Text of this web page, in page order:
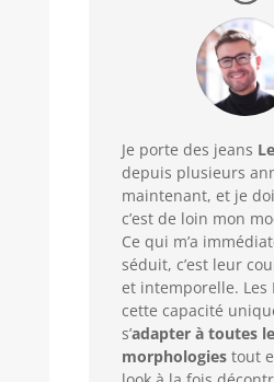
Je porte des jeans
depuis plusieurs
maintenant, et je
c’est de loin mon
Ce qui m’a
séduit, c’est leur
et intemporelle. Les
cette capacité
s’adapter à toutes
morphologiestout